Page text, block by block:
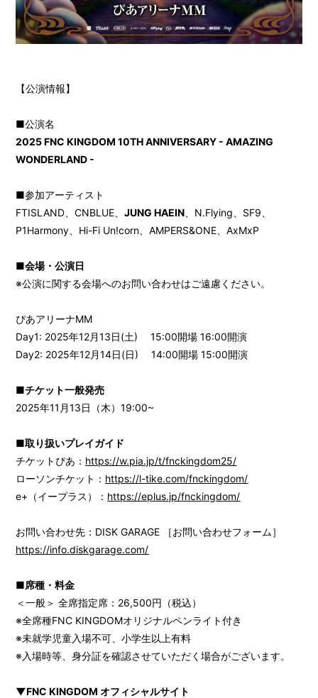
FANCLUB
Member's Movie
from. HAEIN
Wallpaper
【公演情報】
■公演名
2025 FNC KINGDOM 10TH ANNIVERSARY - AMAZING
WONDERLAND -
■参加アーティスト
FTISLAND、CNBLUE、JUNG HAEIN 、N.Flying、SF9、
P1Harmony、Hi-Fi Un!corn、AMPERS&ONE、AxMxP
■会場・公演日
※公演に関する会場へのお問い合わせはご遠慮ください。
ぴあアリーナMM
Day1: 2025年12月13日(土) 15:00開場 16:00開演
Day2: 2025年12月14日(日) 14:00開場 15:00開演
■チケット一般発売
2025年11月13日（木）19:00~
■取り扱いプレイガイド
チケットぴあ： https://w.pia.jp/t/fnckingdom25/
ローソンチケット： https://l-tike.com/fnckingdom/
e+（イープラス）： https://eplus.jp/fnckingdom/
お問い合わせ先：DISK GARAGE ［お問い合わせフォーム］
https://info.diskgarage.com/
■席種・料金
＜一般＞ 全席指定席：26,500円（税込）
※全席種FNC KINGDOMオリジナルペンライト付き
※未就学児童入場不可、小学生以上有料
※入場時等、身分証を確認させていただく場合がございます。
▼FNC KINGDOM オフィシャルサイト